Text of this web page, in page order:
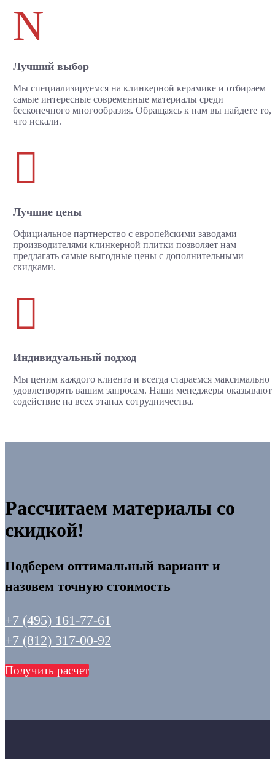
N
Лучший выбор
Мы специализируемся на клинкерной керамике и отбираем
самые интересные современные материалы среди
бесконечного многообразия. Обращаясь к нам вы найдете то,
что искали.

Лучшие цены
Официальное партнерство с европейскими заводами
производителями клинкерной плитки позволяет нам
предлагать самые выгодные цены с дополнительными
скидками.

Индивидуальный подход
Мы ценим каждого клиента и всегда стараемся максимально
удовлетворять вашим запросам. Наши менеджеры оказывают
содействие на всех этапах сотрудничества.
Рассчитаем материалы со
скидкой!
Подберем оптимальный вариант и
назовем точную стоимость
+7 (495) 161-77-61
+7 (812) 317-00-92
Получить расчет